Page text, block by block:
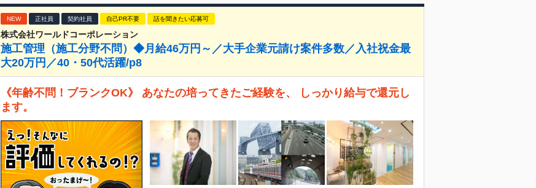
NEW 正社員 契約社員 自己PR不要 話を聞きたい応募可
株式会社ワールドコーポレーション
施工管理（施工分野不問）◆月給46万円～／大手企業元請け案件多数／入社祝金最
大20万円／40・50代活躍/p8
《年齢不問！ブランクOK》 あなたの培ってきたご経験を、 しっかり給与で還元し
ます。